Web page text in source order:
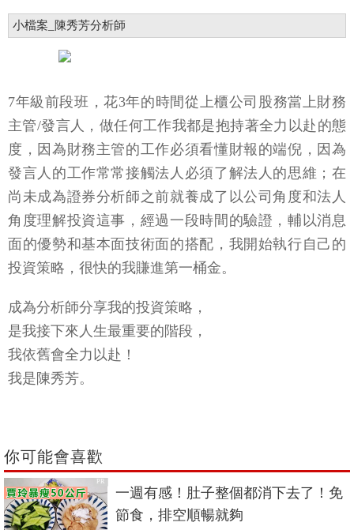
小檔案_陳秀芳分析師
7年級前段班，花3年的時間從上櫃公司股務當上財務
主管/發言人，做任何工作我都是抱持著全力以赴的態
度，因為財務主管的工作必須看懂財報的端倪，因為
發言人的工作常常接觸法人必須了解法人的思維；在
尚未成為證券分析師之前就養成了以公司角度和法人
角度理解投資這事，經過一段時間的驗證，輔以消息
面的優勢和基本面技術面的搭配，我開始執行自己的
投資策略，很快的我賺進第一桶金。
成為分析師分享我的投資策略，
是我接下來人生最重要的階段，
我依舊會全力以赴！
我是陳秀芳。
你可能會喜歡
PR
一週有感！肚子整個都消下去了！免
節食，排空順暢就夠